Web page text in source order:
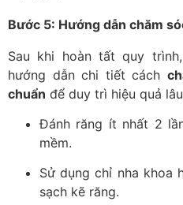
Bước 5: Hướng dẫn chăm
Sau khi hoàn tất quy
hướng dẫn chi tiết cách
chuẩn để duy trì hiệu quả
Đánh răng ít nhất 2
mềm.
Sử dụng chỉ nha khoa
sạch kẽ răng.